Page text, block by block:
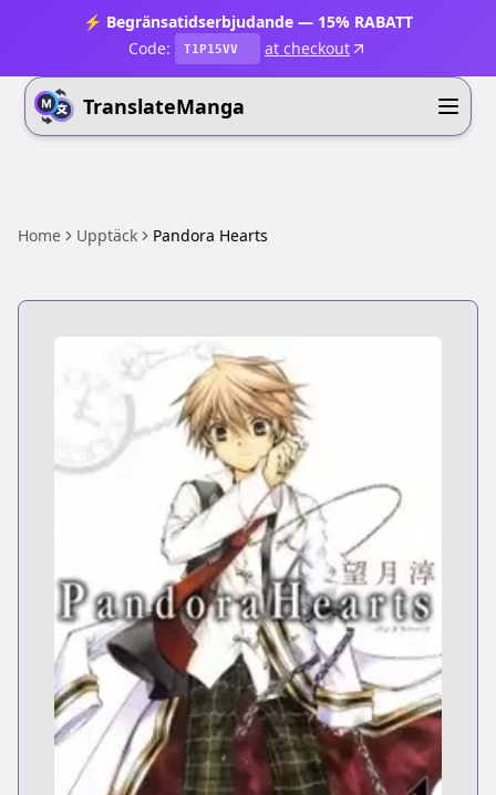
⚡ Begränsatidserbjudande — 15% RABATT
Code:
T1P15VV at checkout
TranslateManga
Home Upptäck Pandora Hearts